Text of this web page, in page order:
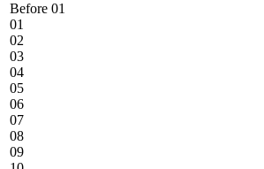
Before 01
01
02
03
04
05
06
07
08
09